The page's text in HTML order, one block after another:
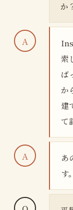
か
索
ば
か
建
て
あ
す